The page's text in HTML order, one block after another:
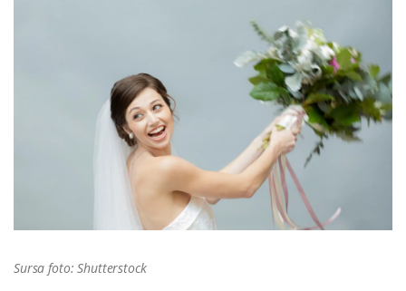
Sursa foto: Shutterstock